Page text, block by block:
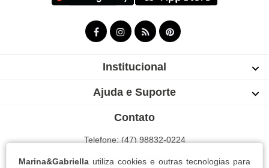
Marina&Gabriella utiliza cookies e outras tecnologias para
Institucional
Ajuda e Suporte
Contato
Telefone: (47) 98832-0224
WhatsApp: (47) 98832-0224